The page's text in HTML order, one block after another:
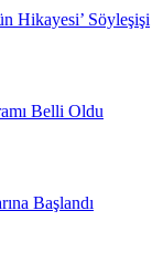
Hikayesi’ Söyleşişi
Belli Oldu
Başlandı